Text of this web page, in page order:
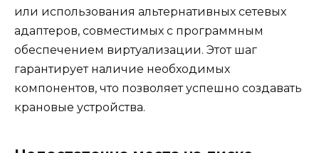
или использования альтернативных сетевых
адаптеров, совместимых с программным
обеспечением виртуализации. Этот шаг
гарантирует наличие необходимых
компонентов, что позволяет успешно создавать
крановые устройства.